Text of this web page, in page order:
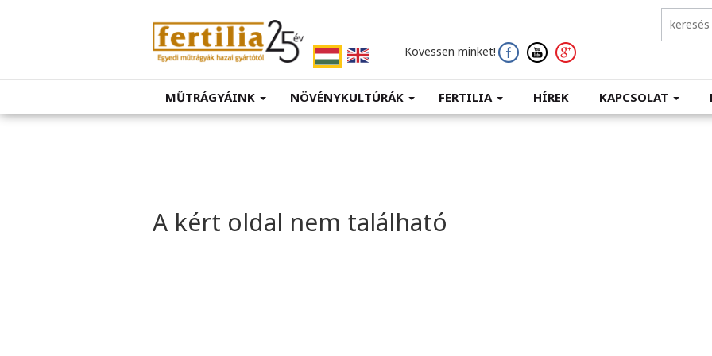
Kövessen minket!
MŰTRÁGYÁINK NÖVÉNYKULTÚRÁK FERTILIA HÍREK KAPCSOLAT
A kért oldal nem található